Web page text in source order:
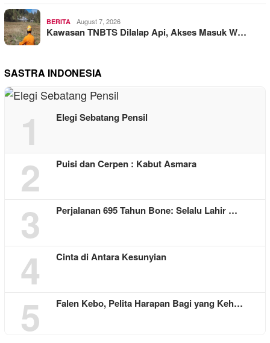
BERITA August 7, 2026
Kawasan TNBTS Dilalap Api, Akses Masuk W…
SASTRA INDONESIA
1 Elegi Sebatang Pensil
2 Puisi dan Cerpen : Kabut Asmara
3 Perjalanan 695 Tahun Bone: Selalu Lahir …
4 Cinta di Antara Kesunyian
5 Falen Kebo, Pelita Harapan Bagi yang Keh…